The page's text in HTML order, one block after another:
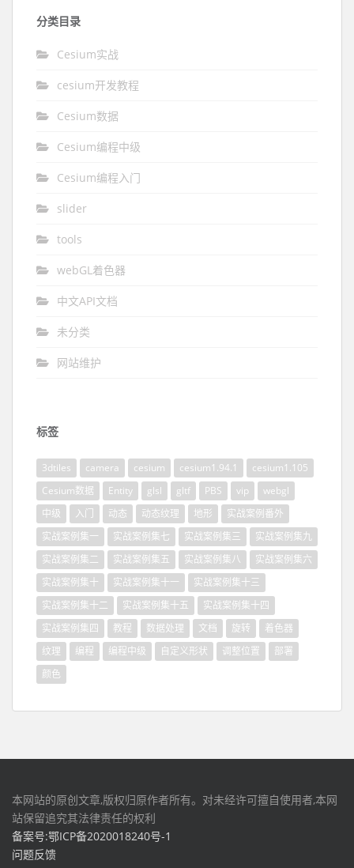
分类目录
Cesium实战
cesium开发教程
Cesium数据
Cesium编程中级
Cesium编程入门
slider
tools
webGL着色器
中文API文档
未分类
网站维护
标签
3dtiles camera cesium cesium1.94.1
cesium1.105
Cesium数据
Entity glsl gltf PBS vip
webgl
中级
入门 动态 动态纹理 地形
实战案例番外
实战案例集一
实战案例集七 实战案例集三
实战案例集九
实战案例集二
实战案例集五 实战案例集八
实战案例集六
实战案例集十
实战案例集十一
实战案例集十三
实战案例集十二
实战案例集十五
实战案例集十四
实战案例集四
教程 数据处理 文档 旋转
着色器
纹理
编程 编程中级 自定义形状 调整位置
部署
颜色
本网站的原创文章,版权归原作者所有。对未经许可擅自使用者,本网
站保留追究其法律责任的权利
备案号:鄂ICP备2020018240号-1
问题反馈